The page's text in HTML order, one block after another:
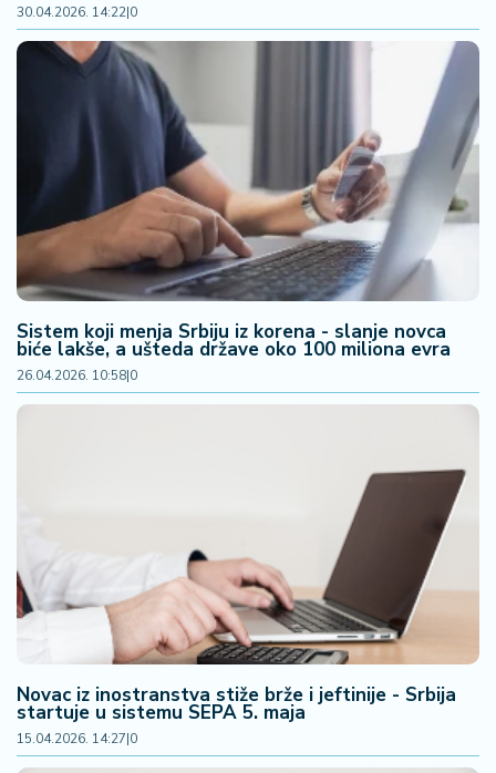
30.04.2026. 14:22|0
Sistem koji menja Srbiju iz korena - slanje novca
biće lakše, a ušteda države oko 100 miliona evra
26.04.2026. 10:58|0
Novac iz inostranstva stiže brže i jeftinije - Srbija
startuje u sistemu SEPA 5. maja
15.04.2026. 14:27|0